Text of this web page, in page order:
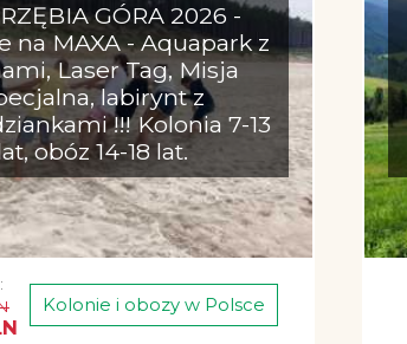
GÓRA 2026 -
na MAXA - Aquapark z
Laser Tag, Misja
labirynt z
!!! Kolonia 7-13
obóz 14-18 lat.
Kolonie i obozy w Polsce